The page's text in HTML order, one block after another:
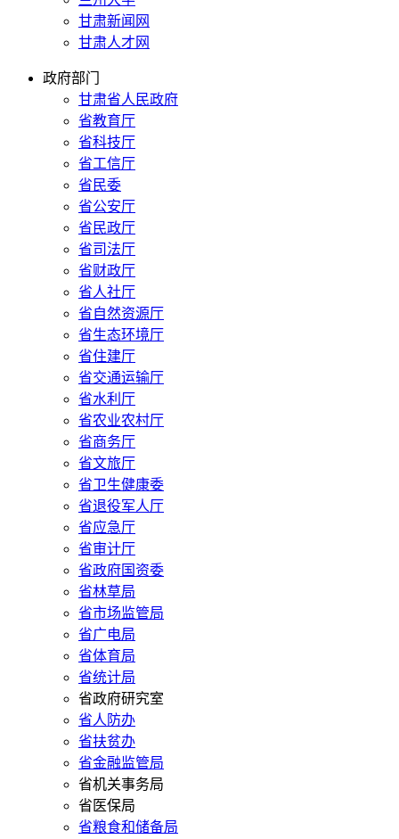
甘肃新闻网
甘肃人才网
政府部门
甘肃省人民政府
省教育厅
省科技厅
省工信厅
省民委
省公安厅
省民政厅
省司法厅
省财政厅
省人社厅
省自然资源厅
省生态环境厅
省住建厅
省交通运输厅
省水利厅
省农业农村厅
省商务厅
省文旅厅
省卫生健康委
省退役军人厅
省应急厅
省审计厅
省政府国资委
省林草局
省市场监管局
省广电局
省体育局
省统计局
省政府研究室
省人防办
省扶贫办
省金融监管局
省机关事务局
省医保局
省粮食和储备局